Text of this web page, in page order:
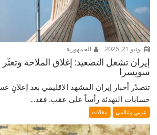
يونيو 21, 2026 الجمهورية
إيران تشعل التصعيد: إغلاق الملاحة
سويسرا
تتصدّر أخبار إيران المشهد الإقليمي بعد
حسابات التهدئة رأساً على عقب. فقد...
عربي وعالمي مقالات